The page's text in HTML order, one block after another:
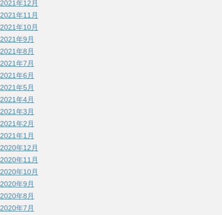
2021年12月
2021年11月
2021年10月
2021年9月
2021年8月
2021年7月
2021年6月
2021年5月
2021年4月
2021年3月
2021年2月
2021年1月
2020年12月
2020年11月
2020年10月
2020年9月
2020年8月
2020年7月